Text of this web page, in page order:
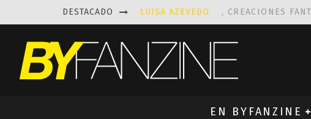
DESTACADO LUISA AZEVEDO , CREACIONES
KAETHE BUTCHER EXPLORACIÓN
EN BYFANZINE